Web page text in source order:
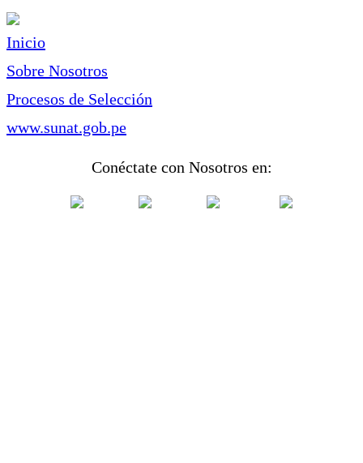
Inicio
Sobre Nosotros
Procesos de Selección
www.sunat.gob.pe
Conéctate con Nosotros en: